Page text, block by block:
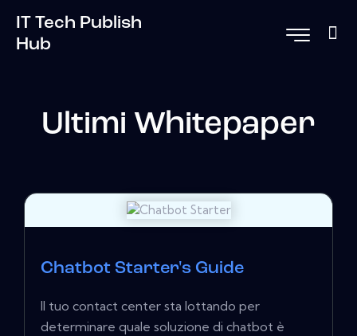
IT Tech Publish
Hub
Ultimi Whitepaper
Chatbot Starter's Guide
Il tuo contact center sta lottando per
determinare quale soluzione di chatbot è